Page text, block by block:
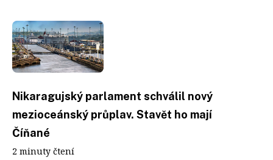
Nikaragujský parlament schválil nový
mezioceánský průplav. Stavět ho mají
Číňané
2 minuty čtení